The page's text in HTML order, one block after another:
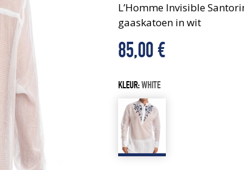
L’Homme Invisible
gaaskatoen in wit
85,00€
KLEUR:WHITE